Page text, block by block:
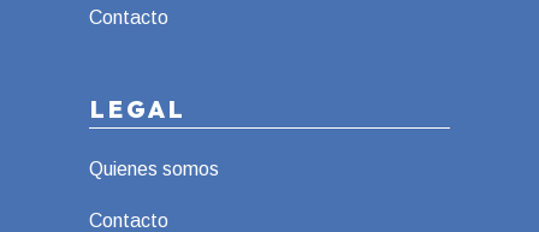
Contacto
LEGAL
Quienes somos
Contacto